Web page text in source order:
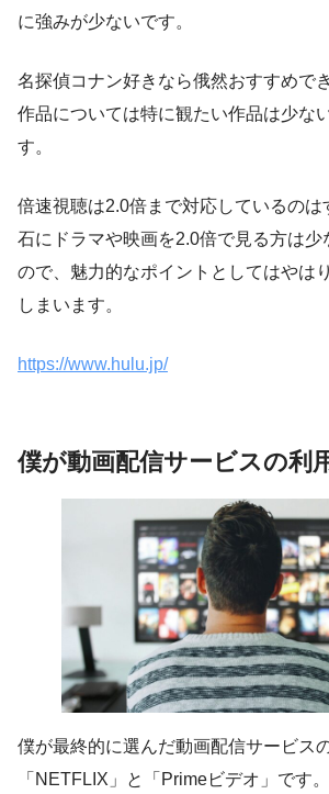
に強みが少ないです。
名探偵コナン好きなら俄然おすすめで
作品については特に観たい作品は少な
す。
倍速視聴は2.0倍まで対応しているのは
石にドラマや映画を2.0倍で見る方は少
ので、魅力的なポイントとしてはやは
しまいます。
https://www.hulu.jp/
僕が動画配信サービスの利
僕が最終的に選んだ動画配信サービス
「NETFLIX」と「Primeビデオ」です。